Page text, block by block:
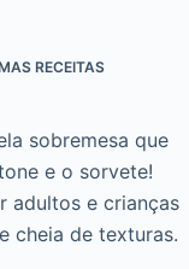
RECEITAS
sobremesa que
e o sorvete!
adultos e crianças
cheia de texturas.